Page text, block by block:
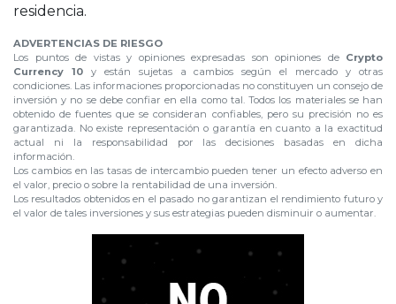
residencia.
ADVERTENCIAS DE RIESGO
Los puntos de vistas y opiniones expresadas son opiniones de Crypto
Currency 10y están sujetas a cambios según el mercado y otras
condiciones. Las informaciones proporcionadas no constituyen un consejo de
inversión y no se debe confiar en ella como tal. Todos los materiales se han
obtenido de fuentes que se consideran confiables, pero su precisión no es
garantizada. No existe representación o garantía en cuanto a la exactitud
actual ni la responsabilidad por las decisiones basadas en dicha
información.
Los cambios en las tasas de intercambio pueden tener un efecto adverso en
el valor, precio o sobre la rentabilidad de una inversión.
Los resultados obtenidos en el pasado no garantizan el rendimiento futuro y
el valor de tales inversiones y sus estrategias pueden disminuir o aumentar.